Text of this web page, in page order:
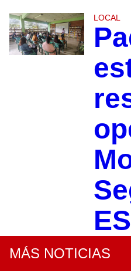
LOCAL
MÁS NOTICIAS